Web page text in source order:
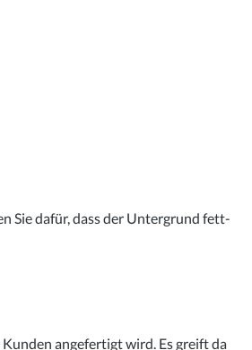
Sie dafür, dass der Untergrund fett-
angefertigt wird. Es greift da